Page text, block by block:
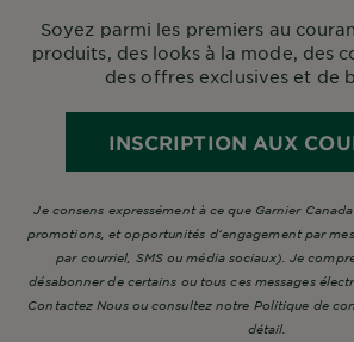
Soyez parmi les premiers au
produits, des looks à la mode, des
des offres exclusives et de
INSCRIPTION AUX
Je consens expressément à ce que Garnier
promotions, et opportunités d’engagement par
par courriel, SMS ou média sociaux). Je
désabonner de certains ou tous ces messages
Contactez Nous ou consultez notre Politique de
détail.